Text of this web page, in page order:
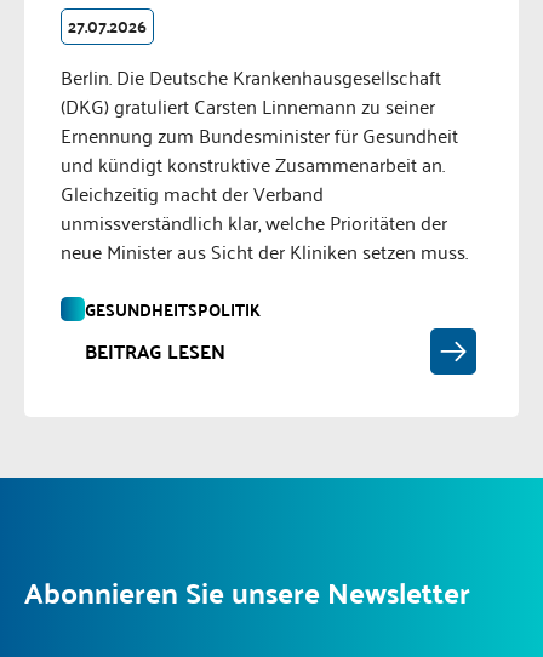
27.07.2026
Berlin. Die Deutsche Krankenhausgesellschaft
(DKG) gratuliert Carsten Linnemann zu seiner
Ernennung zum Bundesminister für Gesundheit
und kündigt konstruktive Zusammenarbeit an.
Gleichzeitig macht der Verband
unmissverständlich klar, welche Prioritäten der
neue Minister aus Sicht der Kliniken setzen muss.
GESUNDHEITSPOLITIK
BEITRAG LESEN
Abonnieren Sie unsere Newsletter